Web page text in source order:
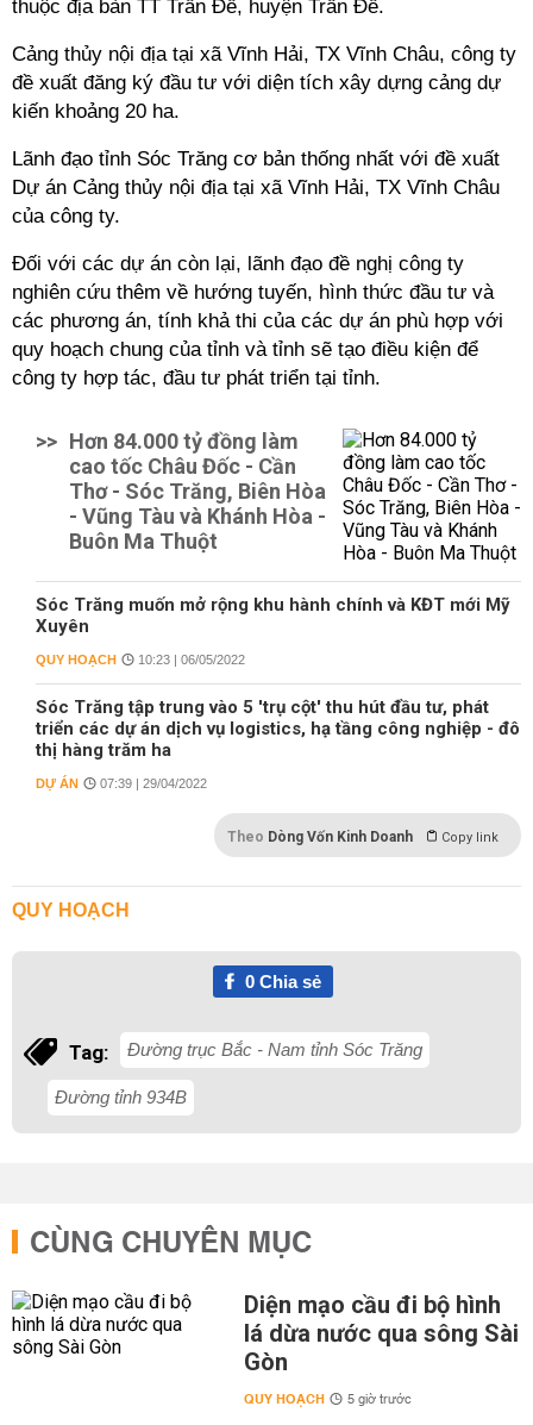
thuộc địa bàn TT Trần Đề, huyện Trần Đề.
Cảng thủy nội địa tại xã Vĩnh Hải, TX Vĩnh Châu, công ty
đề xuất đăng ký đầu tư với diện tích xây dựng cảng dự
kiến khoảng 20 ha.
Lãnh đạo tỉnh Sóc Trăng cơ bản thống nhất với đề xuất
Dự án Cảng thủy nội địa tại xã Vĩnh Hải, TX Vĩnh Châu
của công ty.
Đối với các dự án còn lại, lãnh đạo đề nghị công ty
nghiên cứu thêm về hướng tuyến, hình thức đầu tư và
các phương án, tính khả thi của các dự án phù hợp với
quy hoạch chung của tỉnh và tỉnh sẽ tạo điều kiện để
công ty hợp tác, đầu tư phát triển tại tỉnh.
>> Hơn 84.000 tỷ đồng làm
cao tốc Châu Đốc - Cần
Thơ - Sóc Trăng, Biên Hòa
- Vũng Tàu và Khánh Hòa -
Buôn Ma Thuột
Sóc Trăng muốn mở rộng khu hành chính và KĐT mới Mỹ
Xuyên
QUY HOẠCH 10:23 | 06/05/2022
Sóc Trăng tập trung vào 5 'trụ cột' thu hút đầu tư, phát
triển các dự án dịch vụ logistics, hạ tầng công nghiệp - đô
thị hàng trăm ha
DỰ ÁN 07:39 | 29/04/2022
Theo Dòng Vốn Kinh Doanh Copy link
QUY HOẠCH
0Chia sẻ
Tag: Đường trục Bắc - Nam tỉnh Sóc Trăng
Đường tỉnh 934B
CÙNG CHUYÊN MỤC
Diện mạo cầu đi bộ hình
lá dừa nước qua sông Sài
Gòn
QUY HOẠCH 5 giờ trước